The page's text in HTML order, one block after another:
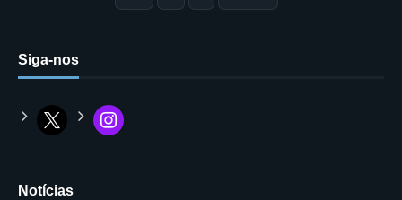
Siga-nos
Notícias